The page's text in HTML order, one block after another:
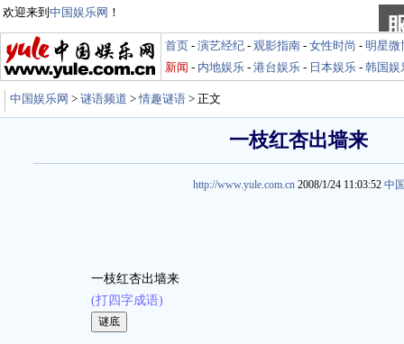
欢迎来到 中国娱乐网 ！
首页 - 演艺经纪 - 观影指南 - 女性时尚 - 明星微
新闻 - 内地娱乐 - 港台娱乐 - 日本娱乐 - 韩国娱
中国娱乐网 > 谜语频道 >情趣谜语 > 正文
一枝红杏出墙来
http://www.yule.com.cn 2008/1/24 11:03:52 中
一枝红杏出墙来
(打四字成语)